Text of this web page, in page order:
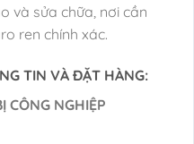
và sửa chữa, nơi cần
ren chính xác.
TIN VÀ ĐẶT HÀNG:
CÔNG NGHIỆP